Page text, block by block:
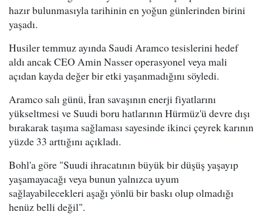
hazır bulunmasıyla tarihinin en yoğun günlerinden birini
yaşadı.
Husiler temmuz ayında Saudi Aramco tesislerini hedef
aldı ancak CEO Amin Nasser operasyonel veya mali
açıdan kayda değer bir etki yaşanmadığını söyledi.
Aramco salı günü, İran savaşının enerji fiyatlarını
yükseltmesi ve Suudi boru hatlarının Hürmüz'ü devre dışı
bırakarak taşıma sağlaması sayesinde ikinci çeyrek karının
yüzde 33 arttığını açıkladı.
Bohl'a göre "Suudi ihracatının büyük bir düşüş yaşayıp
yaşamayacağı veya bunun yalnızca uyum
sağlayabilecekleri aşağı yönlü bir baskı olup olmadığı
henüz belli değil".